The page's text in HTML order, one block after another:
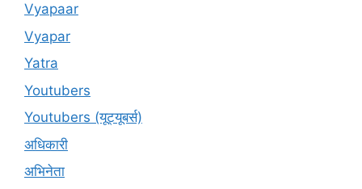
Vyapaar
Vyapar
Yatra
Youtubers
Youtubers (यूट्यूबर्स)
अधिकारी
अभिनेता